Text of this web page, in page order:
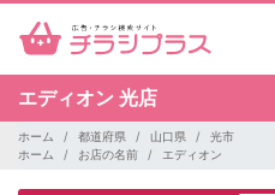
エディオン 光店
ホーム 都道府県 山口県
光市
ホーム
お店の名前 エディオン